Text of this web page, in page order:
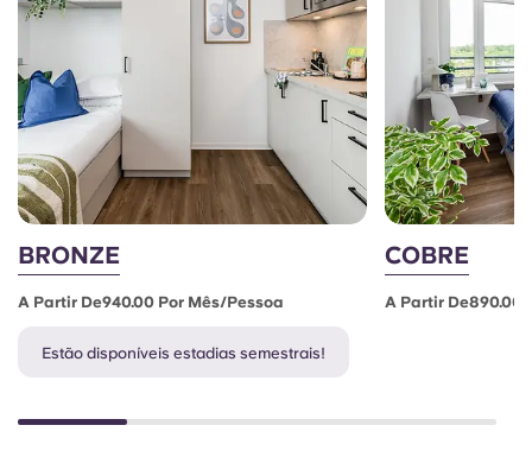
BRONZE
A Partir De940.00 Por Mês/pessoa
Estão disponíveis estadias semestrais!
COBRE
A Partir De890.00